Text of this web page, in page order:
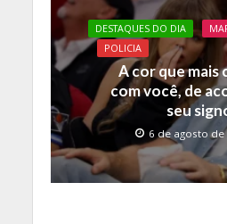
DESTAQUES DO DIA
POLICIA
A cor que mais
com você, de
seu
6 de agosto de